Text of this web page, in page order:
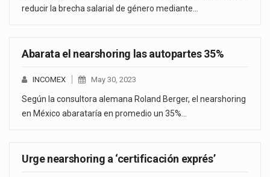
reducir la brecha salarial de género mediante…
Abarata el nearshoring las autopartes 35%
INCOMEX May 30, 2023
Según la consultora alemana Roland Berger, el nearshoring
en México abarataría en promedio un 35%…
Urge nearshoring a ‘certificación exprés’